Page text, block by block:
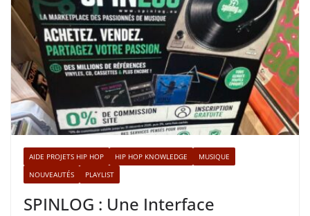
AIDE PROJETS HIP HOP HIP HOP KNOWLEDGE
MUSIQUE
NOUVEAUTÉS
PLAYLIST
SPINLOG : Une Interface